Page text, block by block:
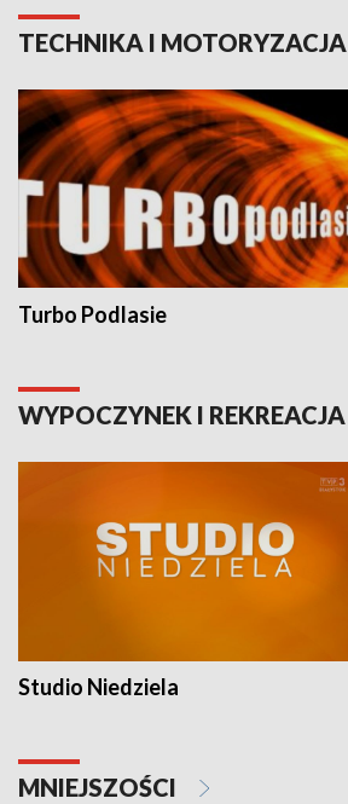
TECHNIKA I MOTORYZACJA
Turbo Podlasie
WYPOCZYNEK I REKREACJA
Studio Niedziela
MNIEJSZOŚCI